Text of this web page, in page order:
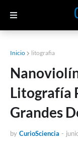
Inicio litografia
Litografía
Grandes
by CurioSciencia -